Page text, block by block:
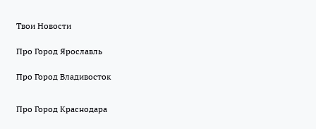
Твои Новости
Про Город Ярославль
Про Город Владивосток
Про Город Краснодара